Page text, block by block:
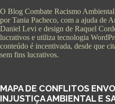
O Blog Combate Racismo
por Tania Pacheco, com a ajuda de
Daniel Levi e design de Raquel
lucrativos e utiliza tecnologia
conteúdo é incentivada, desde que
sem fins lucrativos.
MAPA DE CONFLITOS
INJUSTIÇA AMBIENTAL E